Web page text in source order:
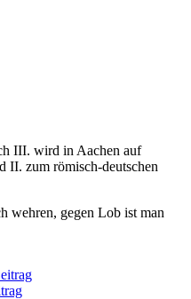
III. wird in Aachen auf
II. zum römisch-deutschen
wehren, gegen Lob ist man